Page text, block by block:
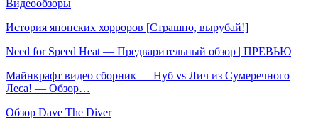
Видеообзоры
История японских хорроров [Страшно, вырубай!]
Need for Speed Heat — Предварительный обзор | ПРЕВЬЮ
Майнкрафт видео сборник — Нуб vs Лич из Сумеречного
Леса! — Обзор…
Обзор Dave The Diver